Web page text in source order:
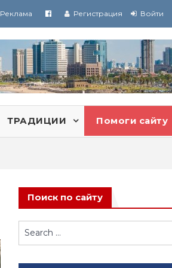
Реклама Регистрация Войти
ТРАДИЦИИ Помоги сайту
Поиск по сайту
Search
for: